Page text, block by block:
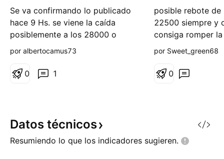
Se va confirmando lo publicado
hace 9 Hs. se viene la caída
posiblemente a los 28000 o
como mínimo a 30000.
por albertocamus73
1
0
posible rebote de
22500 siempre y
consiga romper
23800 primero,
tercer intento
por Sweet_green68
0
Datos técnicos
Resumiendo lo que los indicadores sugieren.